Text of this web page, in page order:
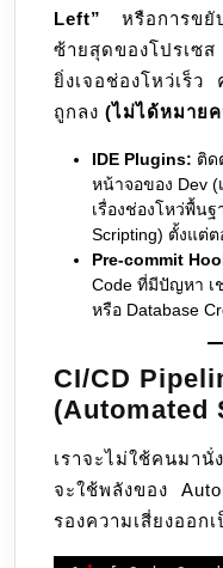
Left”
หรือการขยั
ซ้ายสุดของโปรเซ
ยิ่งเจอช่องโหว่เร็ว
ถูกลง (ไม่ได้หมายค
IDE Plugins: ติด
หน้าจอของ Dev (
เรื่องช่องโหว่พื้นฐ
Scripting) ตั้งแต่
Pre-commit
Code ที่มีปัญหา เ
หรือ Database
CI/CD
(Automated
เราจะไม่ใช้คนมา
จะใช้พลังของ
รองความเสี่ยงออก